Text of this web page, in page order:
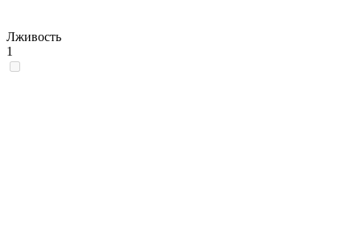
Лживость
1